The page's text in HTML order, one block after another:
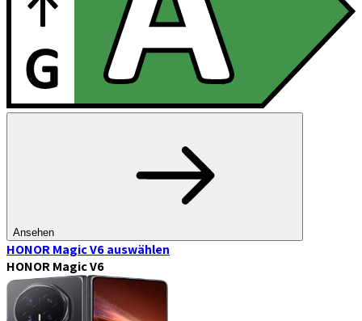
Ansehen
HONOR Magic V6auswählen
HONOR Magic V6